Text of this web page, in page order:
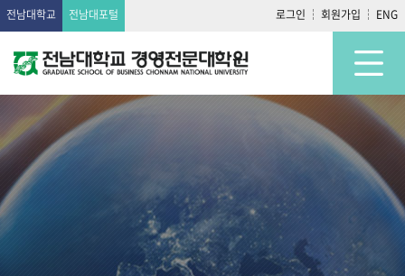
전남대학교 전남대포털 로그인 회원가입 ENG